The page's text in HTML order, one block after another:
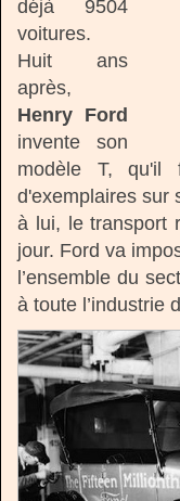
déjà 9504
voitures.
Huit ans
après,
Henry Ford
invente son
modèle T, qu'il
d'exemplaires sur
à lui, le transport
jour. Ford va
l’ensemble du
à toute l’industrie